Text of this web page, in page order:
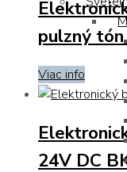
pulzný
Viac info
24V DC